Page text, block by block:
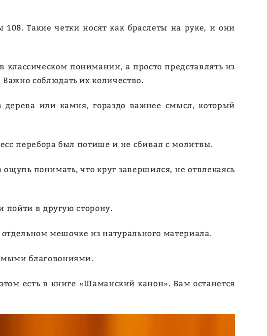
Такие четки носят как браслеты на руке, и они
понимании, а просто представлять из
соблюдать их количество.
или камня, гораздо важнее смысл, который
перебора был потише и не сбивал с молитвы.
понимать, что круг завершился, не отвлекаясь
пойти в другую сторону.
мешочке из натурального материала.
благовониями.
есть в книге «Шаманский канон». Вам останется